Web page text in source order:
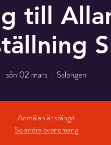
till
sön 02 mars
  |
Salongen
Anmälan är stängd
Se andra evenemang